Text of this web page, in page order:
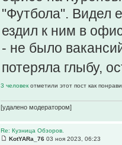
"Футбола". Видел
ездил к ним в
- не было
потеряла глыбу,
3 человек отметили этот пост как
[удалено модератором]
Re: Кузница Обзоров.
KotYARa_76 03 ноя 2023, 06:23